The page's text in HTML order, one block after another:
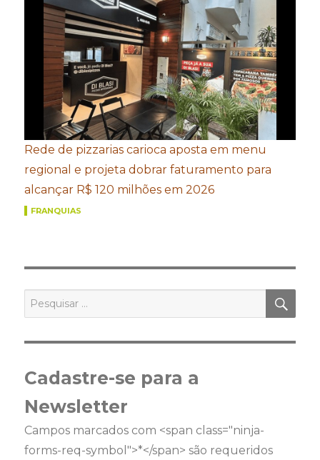
Rede de pizzarias carioca aposta em menu
regional e projeta dobrar faturamento para
alcançar R$ 120 milhões em 2026
FRANQUIAS
por:
Cadastre-se para a
Newsletter
Campos marcados com <span class="ninja-
forms-req-symbol">*</span> são requeridos